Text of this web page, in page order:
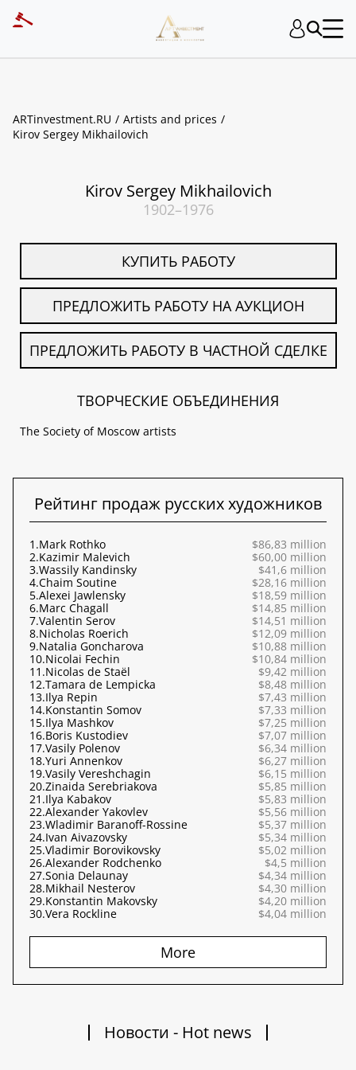
ARTinvestment.RU
Artists and prices
Kirov Sergey Mikhailovich
Kirov Sergey Mikhailovich
1902–1976
КУПИТЬ РАБОТУ
ПРЕДЛОЖИТЬ РАБОТУ НА АУКЦИОН
ПРЕДЛОЖИТЬ РАБОТУ В ЧАСТНОЙ СДЕЛКЕ
ТВОРЧЕСКИЕ ОБЪЕДИНЕНИЯ
The Society of Moscow artists
Рейтинг продаж русских художников
1.Mark Rothko
$86,83 million
2.Kazimir Malevich
$60,00 million
3.Wassily Kandinsky
$41,6 million
4.Chaim Soutine
$28,16 million
5.Alexei Jawlensky
$18,59 million
6.Marc Chagall
$14,85 million
7.Valentin Serov
$14,51 million
8.Nicholas Roerich
$12,09 million
9.Natalia Goncharova
$10,88 million
10.Nicolai Fechin
$10,84 million
11.Nicolas de Staël
$9,42 million
12.Tamara de Lempicka
$8,48 million
13.Ilya Repin
$7,43 million
14.Konstantin Somov
$7,33 million
15.Ilya Mashkov
$7,25 million
16.Boris Kustodiev
$7,07 million
17.Vasily Polenov
$6,34 million
18.Yuri Annenkov
$6,27 million
19.Vasily Vereshchagin
$6,15 million
20.Zinaida Serebriakova
$5,85 million
21.Ilya Kabakov
$5,83 million
22.Alexander Yakovlev
$5,56 million
23.Wladimir Baranoff-Rossine
$5,37 million
24.Ivan Aivazovsky
$5,34 million
25.Vladimir Borovikovsky
$5,02 million
26.Alexander Rodchenko
$4,5 million
27.Sonia Delaunay
$4,34 million
28.Mikhail Nesterov
$4,30 million
29.Konstantin Makovsky
$4,20 million
30.Vera Rockline $4,04 million
More
Новости - Hot news